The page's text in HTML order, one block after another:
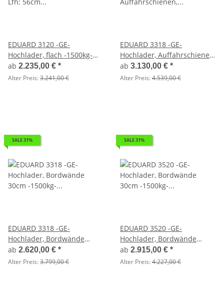
EDUARD 3120 -GE-
Hochlader, flach -1500kg-
Lfh: 56cm -195/55R10 -
optimal für Sauna oder
ab 2.235,00 € *
Alter Preis:3.241,00 €
EDUARD 3318 -GE-
Hochlader, Auffahrschienen,
Bordwände 30cm -1500kg-
Lfh: 56cm -195/55R10
ab 3.130,00 € *
Alter Preis:4.539,00 €
SALE 31%
EDUARD 3318 -GE-
Hochlader, Bordwände
30cm -1500kg- Lfh: 56cm
-195/55R10
ab 2.620,00 € *
Alter Preis:3.799,00 €
SALE 31%
EDUARD 3520 -GE-
Hochlader, Bordwände
30cm -1500kg- Lfh: 63cm
-195/50R13
ab 2.915,00 € *
Alter Preis:4.227,00 €